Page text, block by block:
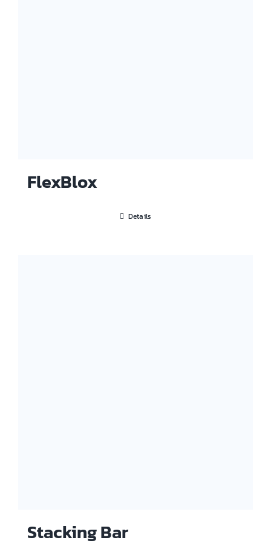
FlexBlox
Details
Stacking Bar